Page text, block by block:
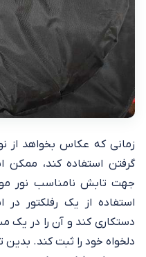
زمانی که عکاس بخواهد از
گرفتن استفاده کند،
جهت تابش نامناسب نور
استفاده از یک رفلکتور در
دستکاری کند و آن را در
دلخواه خود را ثبت کند.